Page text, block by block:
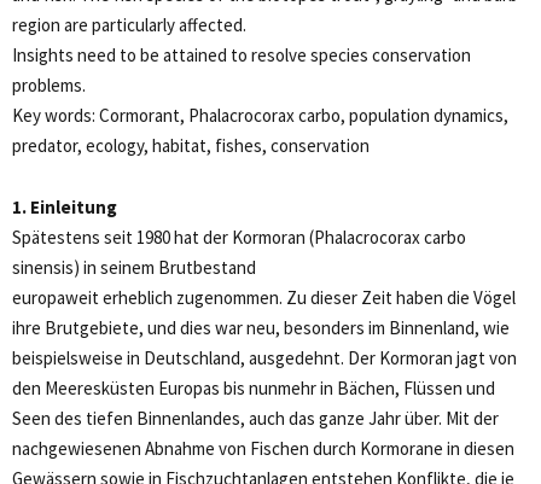
region are particularly affected.
Insights need to be attained to resolve species conservation
problems.
Key words: Cormorant, Phalacrocorax carbo, population dynamics,
predator, ecology, habitat, fishes, conservation
1. Einleitung
Spätestens seit 1980 hat der Kormoran (Phalacrocorax carbo
sinensis) in seinem Brutbestand
europaweit erheblich zugenommen. Zu dieser Zeit haben die Vögel
ihre Brutgebiete, und dies war neu, besonders im Binnenland, wie
beispielsweise in Deutschland, ausgedehnt. Der Kormoran jagt von
den Meeresküsten Europas bis nunmehr in Bächen, Flüssen und
Seen des tiefen Binnenlandes, auch das ganze Jahr über. Mit der
nachgewiesenen Abnahme von Fischen durch Kormorane in diesen
Gewässern sowie in Fischzuchtanlagen entstehen Konflikte, die je